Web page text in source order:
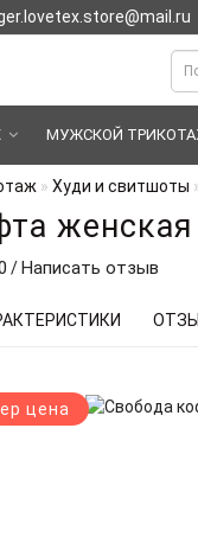
МУЖСКОЙ
Худи и свитшоты
/Написать отзыв
цена